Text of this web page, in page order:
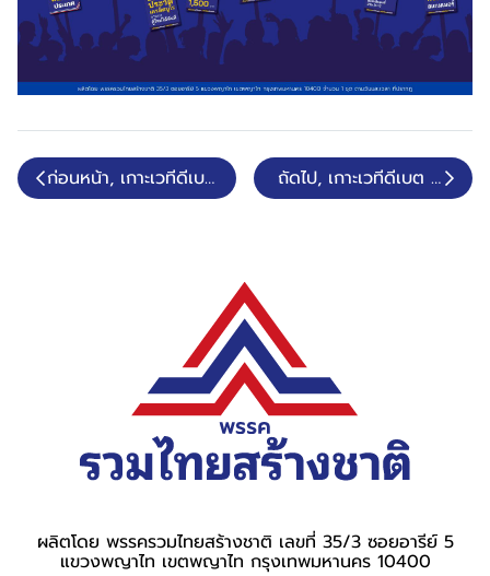
ก่อนหน้า, เกาะเวทีดีเบต 16-01-69ถัดไป, เกาะเวทีดีเบต 24-
ผลิตโดย พรรครวมไทยสร้างชาติ เลขที่ 35/3 ซอยอารีย์ 5
แขวงพญาไท เขตพญาไท กรุงเทพมหานคร 10400